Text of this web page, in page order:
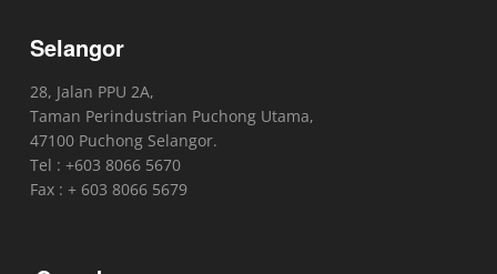
Selangor
28, Jalan PPU 2A,
Taman Perindustrian Puchong Utama,
47100 Puchong Selangor.
Tel : +603 8066 5670
Fax : + 603 8066 5679